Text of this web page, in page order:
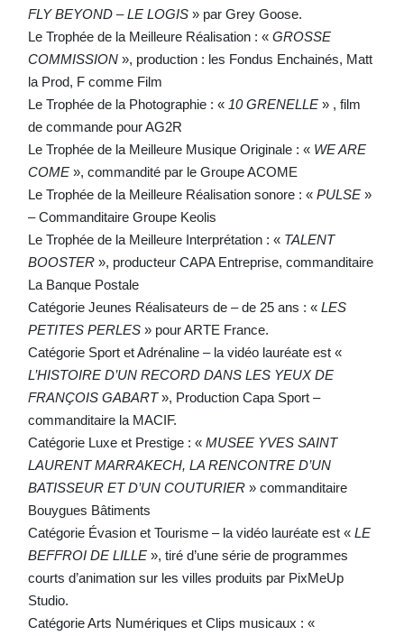
FLY BEYOND – LE LOGIS» par Grey Goose.
Le Trophée de la Meilleure Réalisation : « GROSSE
COMMISSION», production : les Fondus Enchainés, Matt
la Prod, F comme Film
Le Trophée de la Photographie : « 10 GRENELLE» , film
de commande pour AG2R
Le Trophée de la Meilleure Musique Originale : « WE ARE
COME», commandité par le Groupe ACOME
Le Trophée de la Meilleure Réalisation sonore : « PULSE»
– Commanditaire Groupe Keolis
Le Trophée de la Meilleure Interprétation : « TALENT
BOOSTER», producteur CAPA Entreprise, commanditaire
La Banque Postale
Catégorie Jeunes Réalisateurs de – de 25 ans : « LES
PETITES PERLES» pour ARTE France.
Catégorie Sport et Adrénaline – la vidéo lauréate est «
L’HISTOIRE D’UN RECORD DANS LES YEUX DE
FRANÇOIS GABART», Production Capa Sport –
commanditaire la MACIF.
Catégorie Luxe et Prestige : « MUSEE YVES SAINT
LAURENT MARRAKECH, LA RENCONTRE D’UN
BATISSEUR ET D’UN COUTURIER» commanditaire
Bouygues Bâtiments
Catégorie Évasion et Tourisme – la vidéo lauréate est « LE
BEFFROI DE LILLE», tiré d’une série de programmes
courts d’animation sur les villes produits par PixMeUp
Studio.
Catégorie Arts Numériques et Clips musicaux : «